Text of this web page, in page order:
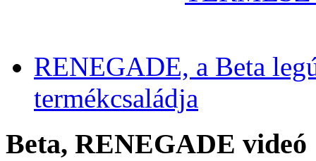
RENEGADE, a Beta
termékcsaládja
Beta, RENEGADE videó